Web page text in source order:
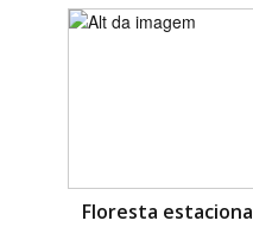
Floresta